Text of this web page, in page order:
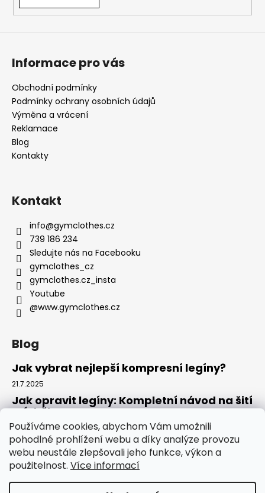
Používáme cookies, abychom Vám umožnili
pohodlné prohlížení webu a díky analýze provozu
webu neustále zlepšovali jeho funkce, výkon a
použitelnost. Více informací
Informace pro vás
Obchodní podmínky
Podmínky ochrany osobních údajů
Výměna a vrácení
Reklamace
Blog
Kontakty
Kontakt
info@gymclothes.cz
739 186 234
Sledujte nás na Facebooku
gymclothes_cz
gymclothes.cz_insta
Youtube
@www.gymclothes.cz
Blog
Jak vybrat nejlepší kompresní legíny?
21.7.2025
Jak opravit legíny: Kompletní návod na šití
a údržbu
14.7.2025
Kde koupit legíny: Komplexní návod pro
rok 2025
4.7.2025